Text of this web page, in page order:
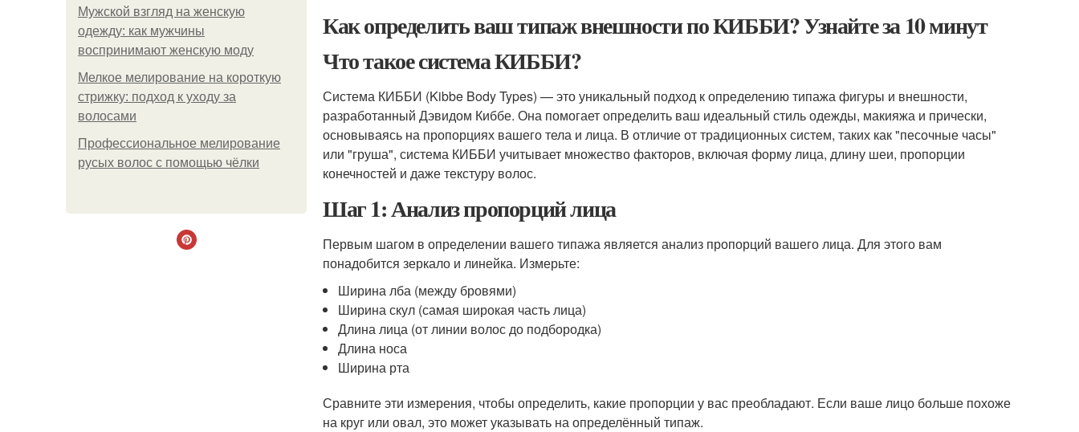
Мужской взгляд на женскую
одежду: как мужчины
воспринимают женскую моду
Мелкое мелирование на короткую
стрижку: подход к уходу за
волосами
Профессиональное мелирование
русых волос с помощью чёлки
Как определить ваш типаж внешности по КИББИ? Узнайте за 10 минут
Что такое система КИББИ?
Система КИББИ (Kibbe Body Types) — это уникальный подход к определению типажа фигуры и внешности,
разработанный Дэвидом Киббе. Она помогает определить ваш идеальный стиль одежды, макияжа и прически,
основываясь на пропорциях вашего тела и лица. В отличие от традиционных систем, таких как "песочные часы"
или "груша", система КИББИ учитывает множество факторов, включая форму лица, длину шеи, пропорции
конечностей и даже текстуру волос.
Шаг 1: Анализ пропорций лица
Первым шагом в определении вашего типажа является анализ пропорций вашего лица. Для этого вам
понадобится зеркало и линейка. Измерьте:
Ширина лба (между бровями)
Ширина скул (самая широкая часть лица)
Длина лица (от линии волос до подбородка)
Длина носа
Ширина рта
Сравните эти измерения, чтобы определить, какие пропорции у вас преобладают. Если ваше лицо больше похоже
на круг или овал, это может указывать на определённый типаж.